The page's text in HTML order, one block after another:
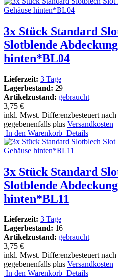
3x Stück Standard
Slotblende
hinten*BL04
Lieferzeit: 3 Tage
Lagerbestand: 29
Artikelzustand: gebraucht
3,75 €
inkl. Mwst. Differenzbesteuert nach
gegebenenfalls plus Versandkosten
In den Warenkorb Details
3x Stück Standard
Slotblende
hinten*BL11
Lieferzeit: 3 Tage
Lagerbestand: 16
Artikelzustand: gebraucht
3,75 €
inkl. Mwst. Differenzbesteuert nach
gegebenenfalls plus Versandkosten
In den Warenkorb Details